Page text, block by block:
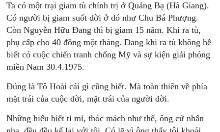
Ta có một trại giam tù chính trị ở Quảng Bạ (Hà Giang).
Có người bị giam suốt đời ở đó như Chu Bá Phượng.
Còn Nguyễn Hữu Đang thì bị giam 15 năm. Khi ra tù,
phụ cấp cho 40 đồng một tháng. Đang khi ra tù không hề
biết có cuộc chiến tranh chống Mỹ và sự kiện giải phóng
miền Nam 30.4.1975.
Đúng là Tô Hoài cái gì cũng biết. Mà toàn thiên về phía
mặt trái của cuộc đời, mặt trái của người đời.
Những hiểu biết tỉ mỉ, thóc mách như thế, ông cứ nhẩn